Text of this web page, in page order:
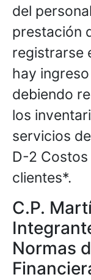
del
prestación
registrarse
hay
debiendo
los
servicios
D-2
clientes*.
C.P.
Normas